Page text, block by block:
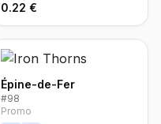
0.22 €
Épine-de-Fer
#98
Promo